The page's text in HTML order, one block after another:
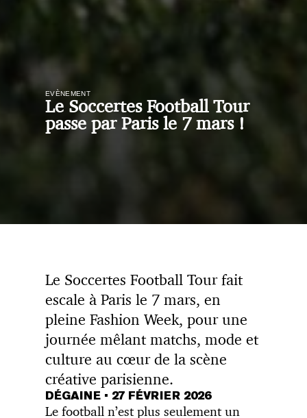
EVÈNEMENT
Le Soccertes Football Tour
passe par Paris le 7 mars !
Le Soccertes Football Tour fait
escale à Paris le 7 mars, en
pleine Fashion Week, pour une
journée mêlant matchs, mode et
culture au cœur de la scène
créative parisienne.
DÉGAINE • 27 FÉVRIER 2026
Le football n’est plus seulement un